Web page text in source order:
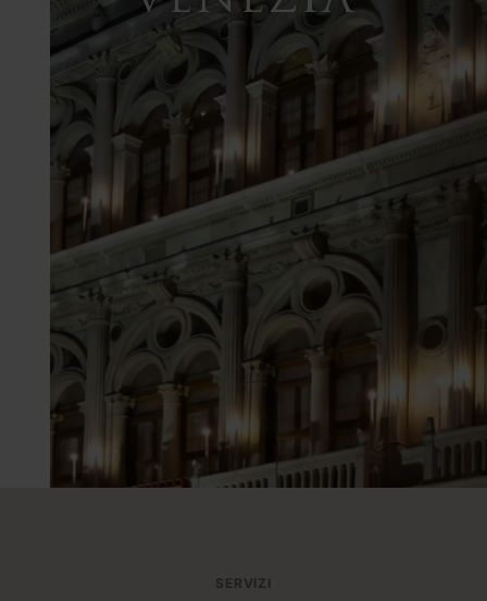
GLAMOUR
EXPERIENCES
SERVIZI